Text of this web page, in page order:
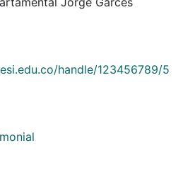
handle/123456789/5